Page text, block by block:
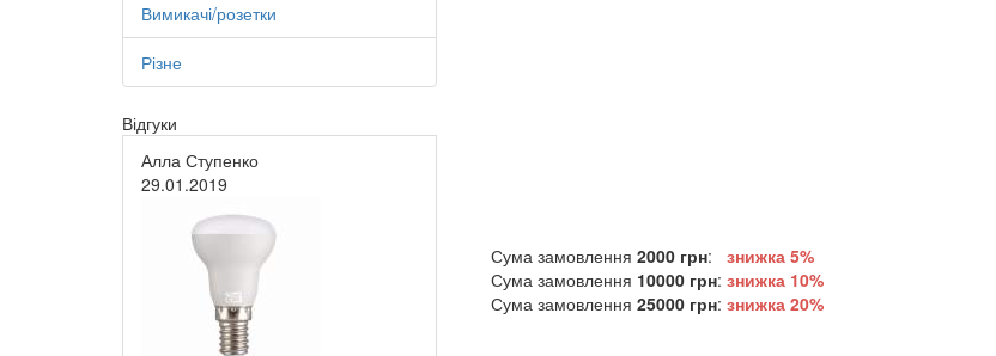
Вимикачі/розетки
Різне
Відгуки
Алла Ступенко
29.01.2019
Сума замовлення 2000 грн:
знижка 5%
Сума замовлення 10000 грн: знижка10%
Сума замовлення 25000 грн: знижка20%